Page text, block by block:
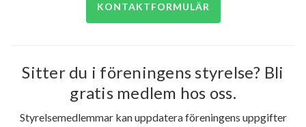
KONTAKTFORMULÄR
Sitter du i föreningens styrelse? Bli
gratis medlem hos oss.
Styrelsemedlemmar kan uppdatera föreningens uppgifter